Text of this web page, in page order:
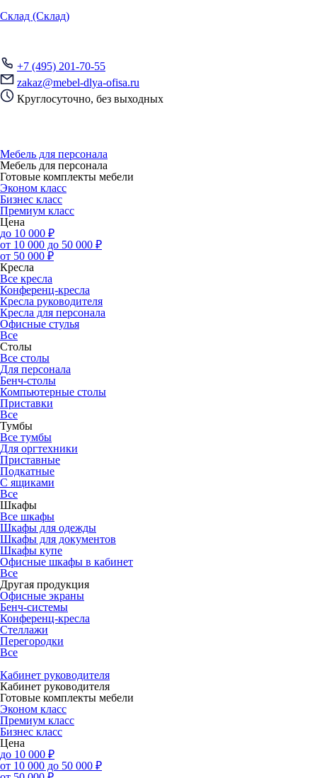
Склад (Склад)
+7 (495) 201-70-55
zakaz@mebel-dlya-ofisa.ru
Круглосуточно, без выходных
Мебель для персонала
Мебель для персонала
Готовые комплекты мебели
Эконом класс
Бизнес класс
Премиум класс
Цена
до 10 000 ₽
от 10 000 до 50 000 ₽
от 50 000 ₽
Кресла
Все кресла
Конференц-кресла
Кресла руководителя
Кресла для персонала
Офисные стулья
Все
Столы
Все столы
Для персонала
Бенч-столы
Компьютерные столы
Приставки
Все
Тумбы
Все тумбы
Для оргтехники
Приставные
Подкатные
С ящиками
Все
Шкафы
Все шкафы
Шкафы для одежды
Шкафы для документов
Шкафы купе
Офисные шкафы в кабинет
Все
Другая продукция
Офисные экраны
Бенч-системы
Конференц-кресла
Стеллажи
Перегородки
Все
Кабинет руководителя
Кабинет руководителя
Готовые комплекты мебели
Эконом класс
Премиум класс
Бизнес класс
Цена
до 10 000 ₽
от 10 000 до 50 000 ₽